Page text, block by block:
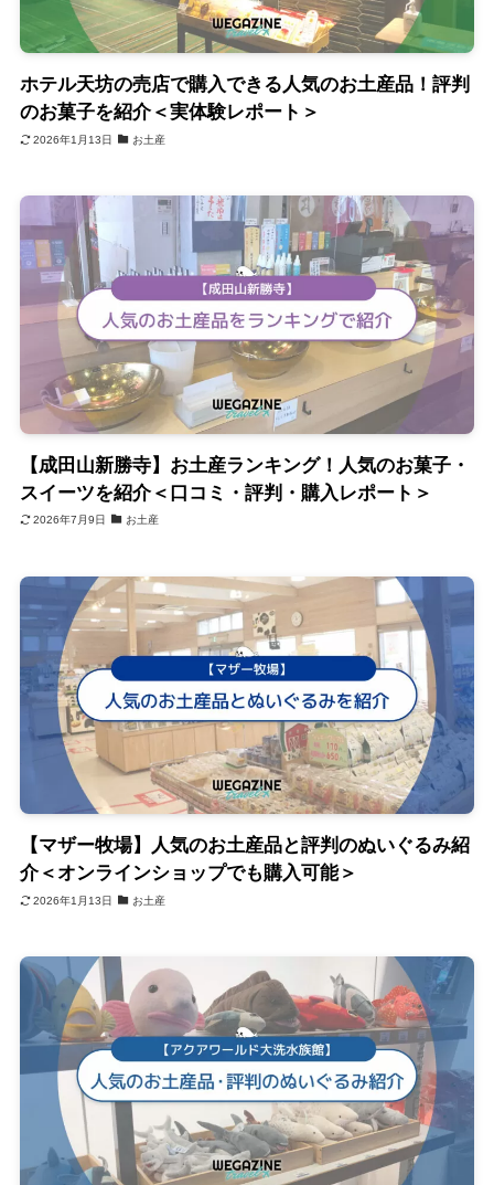
ホテル天坊の売店で購入できる人気のお土産品！評判
のお菓子を紹介＜実体験レポート＞
2026年1月13日 お土産
【成田山新勝寺】お土産ランキング！人気のお菓子・
スイーツを紹介＜口コミ・評判・購入レポート＞
2026年7月9日 お土産
【マザー牧場】人気のお土産品と評判のぬいぐるみ紹
介＜オンラインショップでも購入可能＞
2026年1月13日 お土産